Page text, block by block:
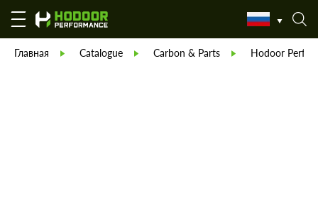
Главная Catalogue Carbon & Parts Hodoor